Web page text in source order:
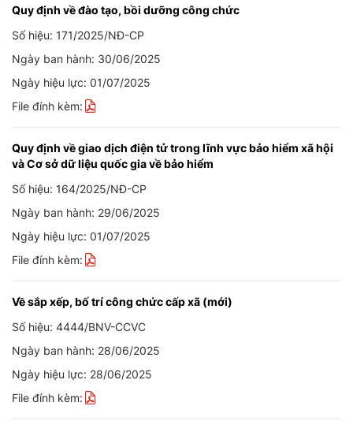
Quy định về đào tạo, bồi dưỡng công chức
Số hiệu: 171/2025/NĐ-CP
Ngày ban hành: 30/06/2025
Ngày hiệu lực: 01/07/2025
File đính kèm:
Quy định về giao dịch điện tử trong lĩnh vực bảo hiểm xã hội
và Cơ sở dữ liệu quốc gia về bảo hiểm
Số hiệu: 164/2025/NĐ-CP
Ngày ban hành: 29/06/2025
Ngày hiệu lực: 01/07/2025
File đính kèm:
Về sắp xếp, bố trí công chức cấp xã (mới)
Số hiệu: 4444/BNV-CCVC
Ngày ban hành: 28/06/2025
Ngày hiệu lực: 28/06/2025
File đính kèm: